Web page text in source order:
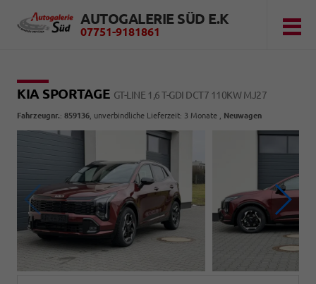
AUTOGALERIE SÜD E.K
07751-9181861
KIA SPORTAGE GT-LINE 1,6 T-GDI DCT7 110KW MJ27
Fahrzeugnr.: 859136 , unverbindliche Lieferzeit: 3 Monate Neuwagen